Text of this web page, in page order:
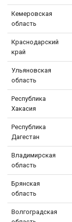
Кемеровская
область
Краснодарский
край
Ульяновская
область
Республика
Хакасия
Республика
Дагестан
Владимирская
область
Брянская
область
Волгоградская